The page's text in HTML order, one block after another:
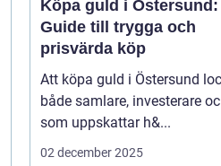
Köpa guld i Östersund:
Guide till trygga och
prisvärda köp
Att köpa guld i Östersund
både samlare, investerare
som uppskattar h&...
02 december 2025